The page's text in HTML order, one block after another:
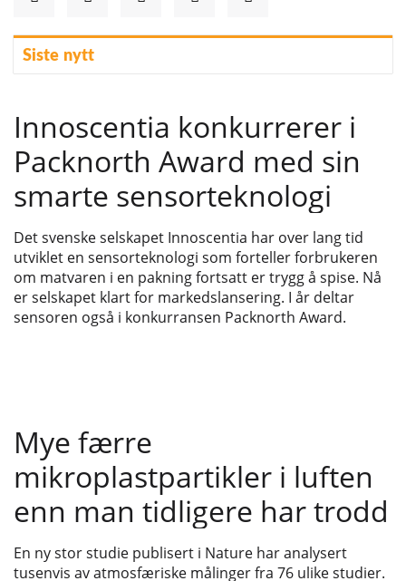
Siste nytt
Innoscentia konkurrerer i
Packnorth Award med sin
smarte sensorteknologi
Det svenske selskapet Innoscentia har over lang tid
utviklet en sensorteknologi som forteller forbrukeren
om matvaren i en pakning fortsatt er trygg å spise. Nå
er selskapet klart for markedslansering. I år deltar
sensoren også i konkurransen Packnorth Award.
Mye færre
mikroplastpartikler i luften
enn man tidligere har trodd
En ny stor studie publisert i Nature har analysert
tusenvis av atmosfæriske målinger fra 76 ulike studier.